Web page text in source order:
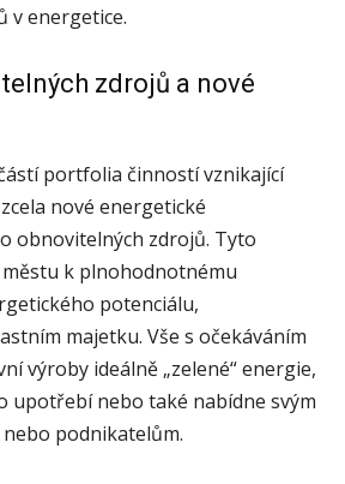
v energetice.
zdrojů a nové
portfolia činností vznikající
nové energetické
obnovitelných zdrojů. Tyto
k plnohodnotnému
potenciálu,
majetku. Vše s očekáváním
výroby ideálně „zelené“ energie,
upotřebí nebo také nabídne svým
podnikatelům.